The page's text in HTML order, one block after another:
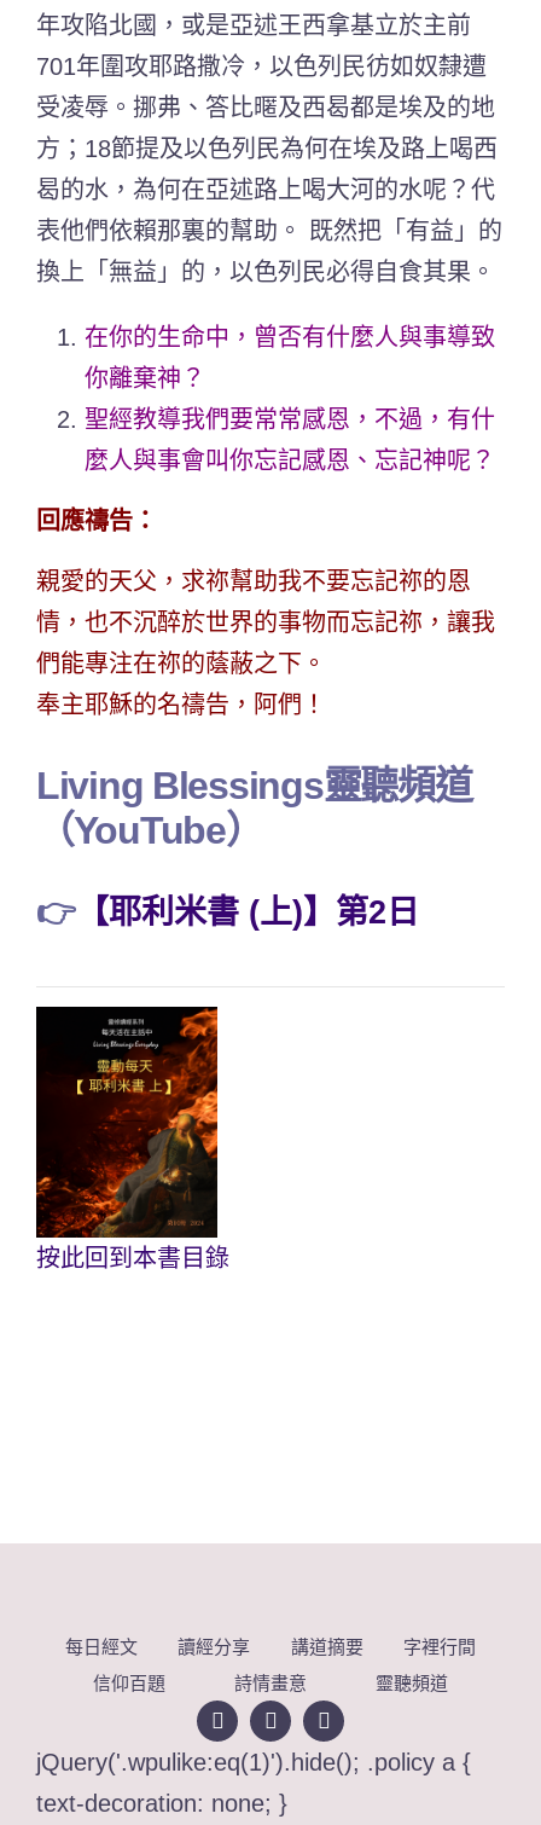
年攻陷北國，或是亞述王西拿基立於主前
701年圍攻耶路撒冷，以色列民彷如奴隸遭
受凌辱。挪弗、答比暱及西曷都是埃及的地
方；18節提及以色列民為何在埃及路上喝西
曷的水，為何在亞述路上喝大河的水呢？代
表他們依賴那裏的幫助。 既然把「有益」的
換上「無益」的，以色列民必得自食其果。
在你的生命中，曾否有什麼人與事導致
你離棄神？
聖經教導我們要常常感恩，不過，有什
麼人與事會叫你忘記感恩、忘記神呢？
回應禱告：
親愛的天父，求祢幫助我不要忘記祢的恩
情，也不沉醉於世界的事物而忘記祢，讓我
們能專注在祢的蔭蔽之下。
奉主耶穌的名禱告，阿們！
Living Blessings靈聽頻道
（YouTube）
👉【耶利米書 (上)】第2日
按此回到本書目錄
每日經文 讀經分享 講道摘要
字裡行間
信仰百題
詩情畫意 靈聽頻道
jQuery('.wpulike:eq(1)').hide(); .policy a {
text-decoration: none; }